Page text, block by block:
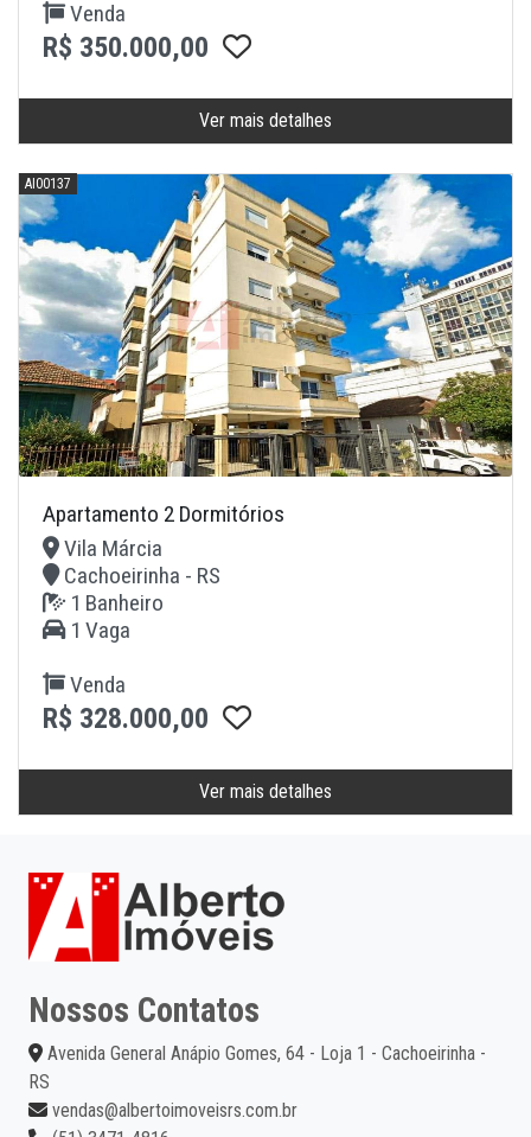
Venda
R$ 350.000,00
Ver mais detalhes
AI00137
Apartamento 2 Dormitórios
Vila Márcia
Cachoeirinha - RS
1 Banheiro
1 Vaga
Venda
R$ 328.000,00
Ver mais detalhes
Nossos Contatos
Avenida General Anápio Gomes, 64 - Loja 1 - Cachoeirinha -
RS
vendas@albertoimoveisrs.com.br